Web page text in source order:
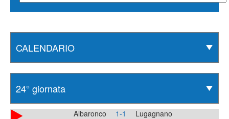
Albaronco 1-1
Lugagnano